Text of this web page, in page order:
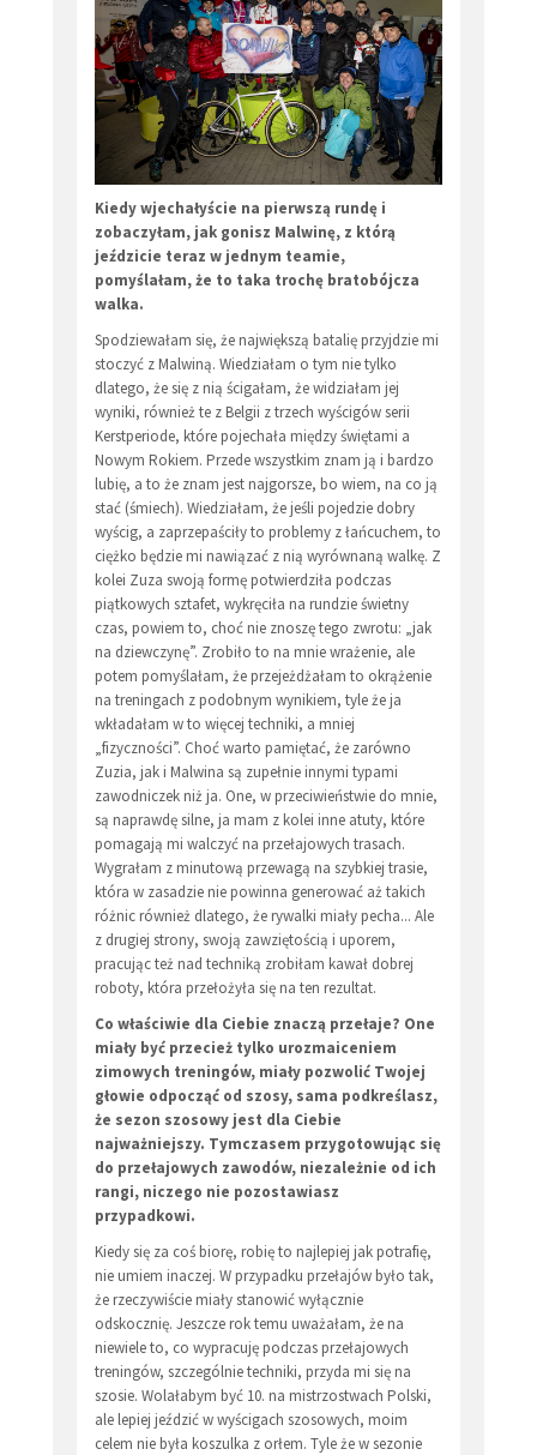
Kiedy wjechałyście na pierwszą rundę i
zobaczyłam, jak gonisz Malwinę, z którą
jeździcie teraz w jednym teamie,
pomyślałam, że to taka trochę bratobójcza
walka.
Spodziewałam się, że największą batalię przyjdzie mi
stoczyć z Malwiną. Wiedziałam o tym nie tylko
dlatego, że się z nią ścigałam, że widziałam jej
wyniki, również te z Belgii z trzech wyścigów serii
Kerstperiode, które pojechała między świętami a
Nowym Rokiem. Przede wszystkim znam ją i bardzo
lubię, a to że znam jest najgorsze, bo wiem, na co ją
stać (śmiech). Wiedziałam, że jeśli pojedzie dobry
wyścig, a zaprzepaściły to problemy z łańcuchem, to
ciężko będzie mi nawiązać z nią wyrównaną walkę. Z
kolei Zuza swoją formę potwierdziła podczas
piątkowych sztafet, wykręciła na rundzie świetny
czas, powiem to, choć nie znoszę tego zwrotu: „jak
na dziewczynę”. Zrobiło to na mnie wrażenie, ale
potem pomyślałam, że przejeżdżałam to okrążenie
na treningach z podobnym wynikiem, tyle że ja
wkładałam w to więcej techniki, a mniej
„fizyczności”. Choć warto pamiętać, że zarówno
Zuzia, jak i Malwina są zupełnie innymi typami
zawodniczek niż ja. One, w przeciwieństwie do mnie,
są naprawdę silne, ja mam z kolei inne atuty, które
pomagają mi walczyć na przełajowych trasach.
Wygrałam z minutową przewagą na szybkiej trasie,
która w zasadzie nie powinna generować aż takich
różnic również dlatego, że rywalki miały pecha... Ale
z drugiej strony, swoją zawziętością i uporem,
pracując też nad techniką zrobiłam kawał dobrej
roboty, która przełożyła się na ten rezultat.
Co właściwie dla Ciebie znaczą przełaje? One
miały być przecież tylko urozmaiceniem
zimowych treningów, miały pozwolić Twojej
głowie odpocząć od szosy, sama podkreślasz,
że sezon szosowy jest dla Ciebie
najważniejszy. Tymczasem przygotowując się
do przełajowych zawodów, niezależnie od ich
rangi, niczego nie pozostawiasz
przypadkowi.
Kiedy się za coś biorę, robię to najlepiej jak potrafię,
nie umiem inaczej. W przypadku przełajów było tak,
że rzeczywiście miały stanowić wyłącznie
odskocznię. Jeszcze rok temu uważałam, że na
niewiele to, co wypracuję podczas przełajowych
treningów, szczególnie techniki, przyda mi się na
szosie. Wolałabym być 10. na mistrzostwach Polski,
ale lepiej jeździć w wyścigach szosowych, moim
celem nie była koszulka z orłem. Tyle że w sezonie